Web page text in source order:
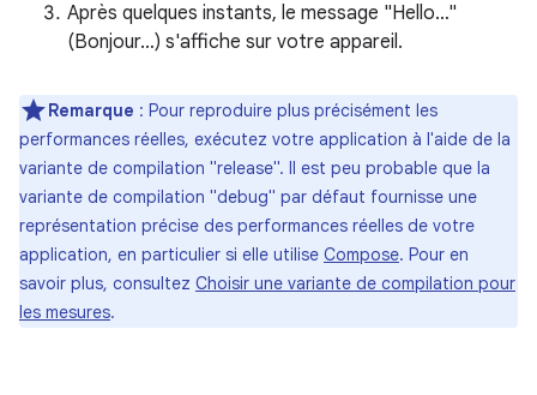
Après quelques instants, le message "Hello…"
(Bonjour…) s'affiche sur votre appareil.
Remarque : Pour reproduire plus précisément les
performances réelles, exécutez votre application à l'aide de la
variante de compilation "release". Il est peu probable que la
variante de compilation "debug" par défaut fournisse une
représentation précise des performances réelles de votre
application, en particulier si elle utilise Compose. Pour en
savoir plus, consultez Choisir une variante de compilation pour
les mesures.